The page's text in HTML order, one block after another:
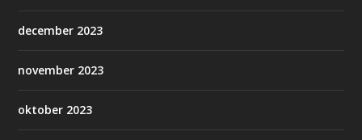
december 2023
november 2023
oktober 2023